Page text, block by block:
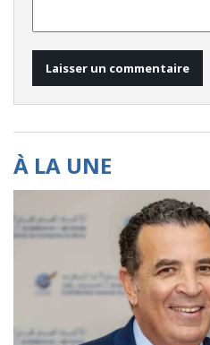
À LA UNE